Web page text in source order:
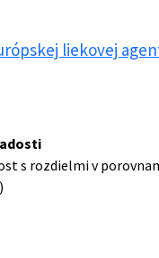
liekovej
s rozdielmi v